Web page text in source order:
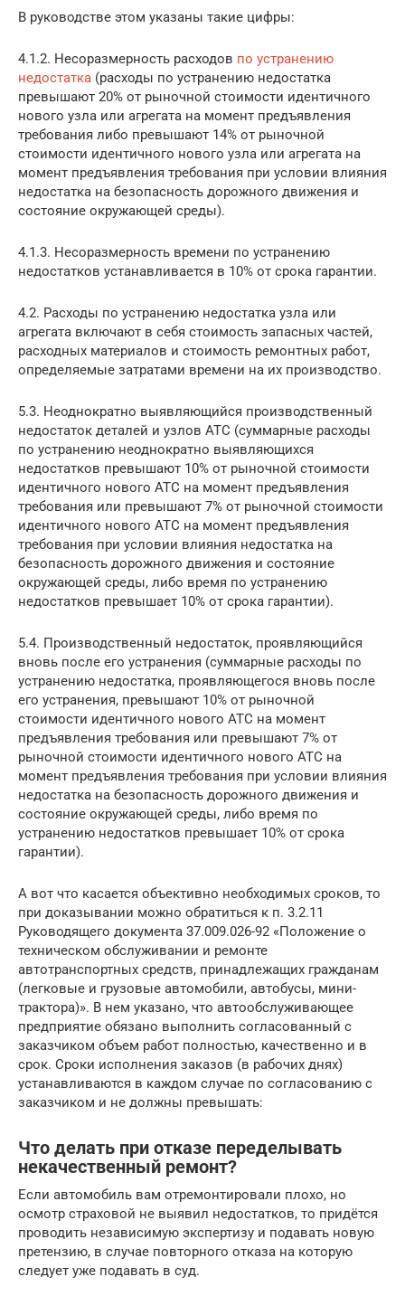
В руководстве этом указаны такие цифры:
4.1.2. Несоразмерность расходов по устранению
недостатка (расходы по устранению недостатка
превышают 20% от рыночной стоимости идентичного
нового узла или агрегата на момент предъявления
требования либо превышают 14% от рыночной
стоимости идентичного нового узла или агрегата на
момент предъявления требования при условии влияния
недостатка на безопасность дорожного движения и
состояние окружающей среды).
4.1.3. Несоразмерность времени по устранению
недостатков устанавливается в 10% от срока гарантии.
4.2. Расходы по устранению недостатка узла или
агрегата включают в себя стоимость запасных частей,
расходных материалов и стоимость ремонтных работ,
определяемые затратами времени на их производство.
5.3. Неоднократно выявляющийся производственный
недостаток деталей и узлов АТС (суммарные расходы
по устранению неоднократно выявляющихся
недостатков превышают 10% от рыночной стоимости
идентичного нового АТС на момент предъявления
требования или превышают 7% от рыночной стоимости
идентичного нового АТС на момент предъявления
требования при условии влияния недостатка на
безопасность дорожного движения и состояние
окружающей среды, либо время по устранению
недостатков превышает 10% от срока гарантии).
5.4. Производственный недостаток, проявляющийся
вновь после его устранения (суммарные расходы по
устранению недостатка, проявляющегося вновь после
его устранения, превышают 10% от рыночной
стоимости идентичного нового АТС на момент
предъявления требования или превышают 7% от
рыночной стоимости идентичного нового АТС на
момент предъявления требования при условии влияния
недостатка на безопасность дорожного движения и
состояние окружающей среды, либо время по
устранению недостатков превышает 10% от срока
гарантии).
А вот что касается объективно необходимых сроков, то
при доказывании можно обратиться к п. 3.2.11
Руководящего документа 37.009.026-92 «Положение о
техническом обслуживании и ремонте
автотранспортных средств, принадлежащих гражданам
(легковые и грузовые автомобили, автобусы, мини-
трактора)». В нем указано, что автообслуживающее
предприятие обязано выполнить согласованный с
заказчиком объем работ полностью, качественно и в
срок. Сроки исполнения заказов (в рабочих днях)
устанавливаются в каждом случае по согласованию с
заказчиком и не должны превышать:
Что делать при отказе переделывать
некачественный ремонт?
Если автомобиль вам отремонтировали плохо, но
осмотр страховой не выявил недостатков, то придётся
проводить независимую экспертизу и подавать новую
претензию, в случае повторного отказа на которую
следует уже подавать в суд.